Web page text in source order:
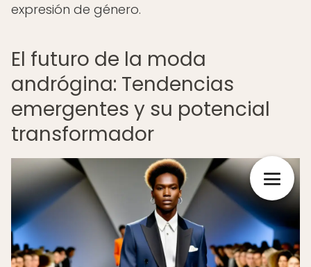
expresión de género.
El futuro de la moda
andrógina: Tendencias
emergentes y su potencial
transformador